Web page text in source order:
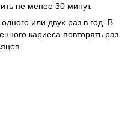
не менее 30 минут.
или двух раз в год. В
кариеса повторять раз